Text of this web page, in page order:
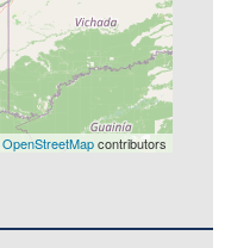
OpenStreetMapcontributors